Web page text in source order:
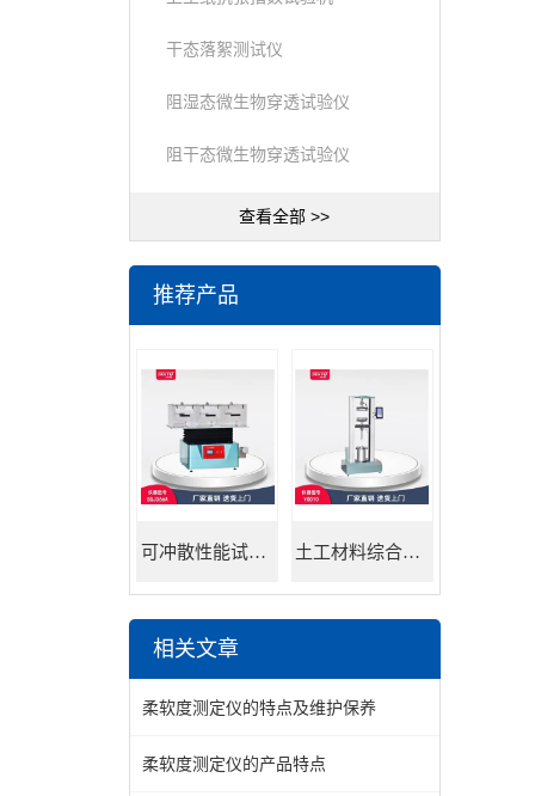
干态落絮测试仪
阻湿态微生物穿透试验仪
阻干态微生物穿透试验仪
查看全部 >>
推荐产品
可冲散性能试验机 土工材料综合试验机
相关文章
柔软度测定仪的特点及维护保养
柔软度测定仪的产品特点